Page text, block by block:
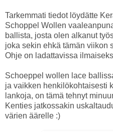
Tarkemmati tiedot löydätte
Schoppel Wollen
ballista, josta olen alkanut
joka sekin ehkä tämän viikon
Ohje on ladattavissa
Schoeppel wollen lace
ja vaikken henkilökohtaisesti
lankoja, on tämä tehnyt
Kenties jatkossakin
värien äärelle :)